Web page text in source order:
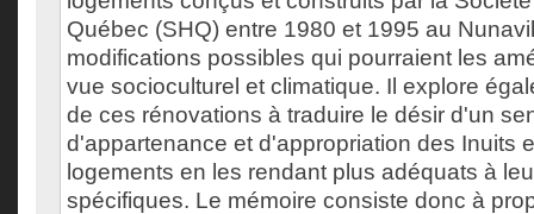
Québec (SHQ) entre 1980 et 1995 au
modifications possibles qui pourraient les
vue socioculturel et climatique. Il explore
de ces rénovations à traduire le désir d'un
d'appartenance et d'appropriation des Inuits
logements en les rendant plus adéquats à
spécifiques. Le mémoire consiste donc à